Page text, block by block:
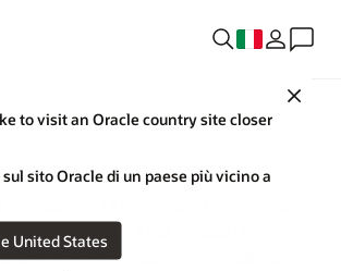
Close
to visit an Oracle country site closer
sito Oracle di un paese più vicino a
Visit Oracle United States
e docenti di sviluppare la prossima
e leader. Oracle Cloud for
semplificare l'esperienza accademica,